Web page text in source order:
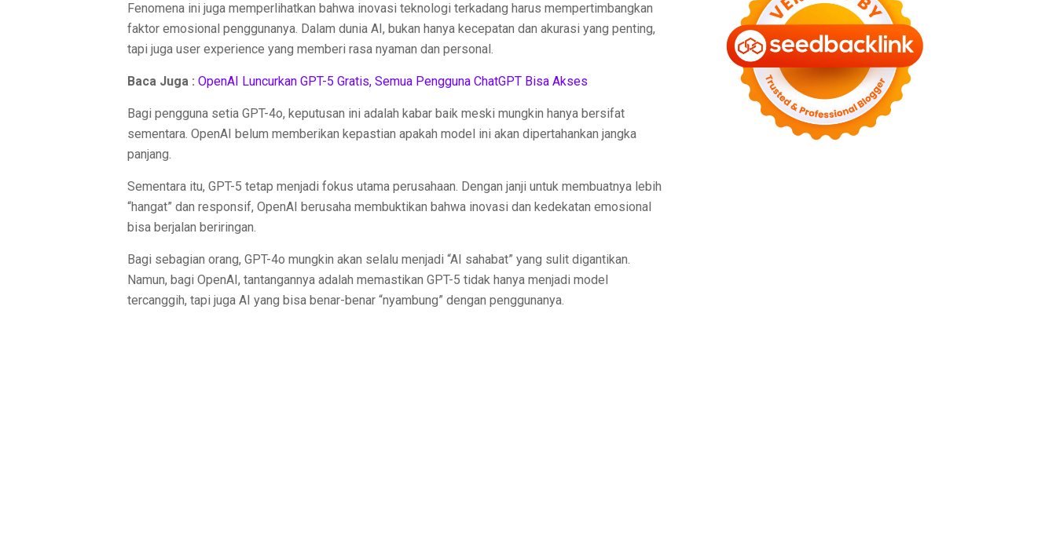
Fenomena ini juga memperlihatkan bahwa inovasi teknologi terkadang harus mempertimbangkan
faktor emosional penggunanya. Dalam dunia AI, bukan hanya kecepatan dan akurasi yang penting,
tapi juga user experience yang memberi rasa nyaman dan personal.
Baca Juga : OpenAI Luncurkan GPT-5 Gratis, Semua Pengguna ChatGPT Bisa Akses
Bagi pengguna setia GPT-4o, keputusan ini adalah kabar baik meski mungkin hanya bersifat
sementara. OpenAI belum memberikan kepastian apakah model ini akan dipertahankan jangka
panjang.
Sementara itu, GPT-5 tetap menjadi fokus utama perusahaan. Dengan janji untuk membuatnya lebih
“hangat” dan responsif, OpenAI berusaha membuktikan bahwa inovasi dan kedekatan emosional
bisa berjalan beriringan.
Bagi sebagian orang, GPT-4o mungkin akan selalu menjadi “AI sahabat” yang sulit digantikan.
Namun, bagi OpenAI, tantangannya adalah memastikan GPT-5 tidak hanya menjadi model
tercanggih, tapi juga AI yang bisa benar-benar “nyambung” dengan penggunanya.